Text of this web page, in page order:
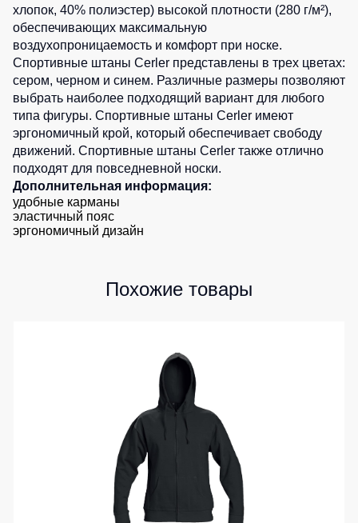
Детские
Комбинезоны
/
Толстовки
Батники
на
молнии
Батники
хлопок, 40% полиэстер) высокой плотности (280 г/м²),
обеспечивающих максимальную
воздухопроницаемость и комфорт при носке.
Спортивные штаны Cerler представлены в трех цветах:
сером, черном и синем. Различные размеры позволяют
выбрать наиболее подходящий вариант для любого
типа фигуры. Спортивные штаны Cerler имеют
эргономичный крой, который обеспечивает свободу
движений. Спортивные штаны Cerler также отлично
подходят для повседневной носки.
Дополнительная информация:
удобные карманы
эластичный пояс
эргономичный дизайн
Похожие товары